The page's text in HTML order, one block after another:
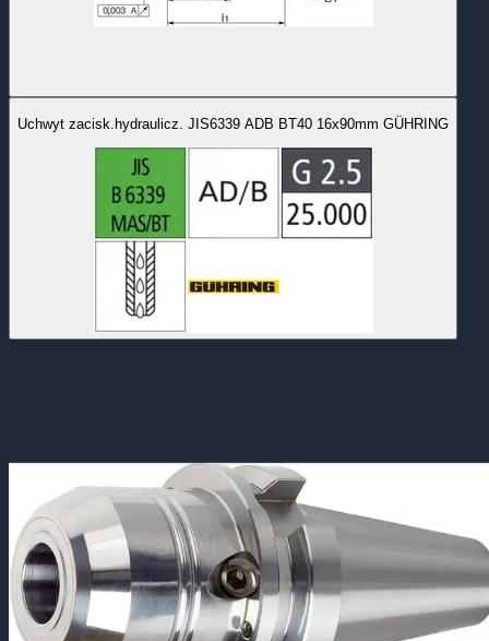
Uchwyt zacisk.hydraulicz. JIS6339 ADB BT40 16x90mm GÜHRING